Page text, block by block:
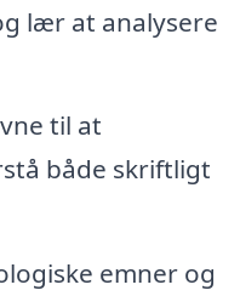
lær at analysere
til at
både skriftligt
emner og